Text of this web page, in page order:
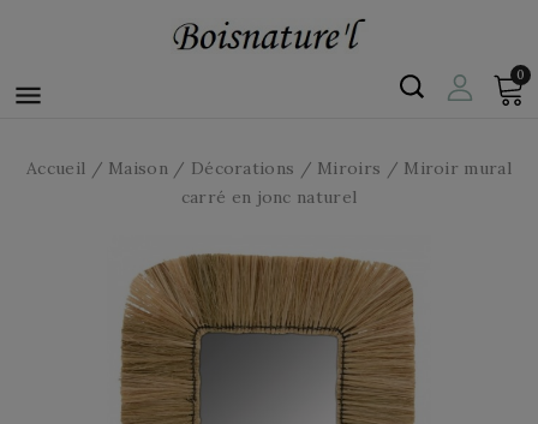

0
Accueil Maison Décorations Miroirs
Miroir mural
carré en jonc naturel